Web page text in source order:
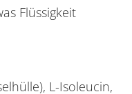
Flüssigkeit
L-Isoleucin,